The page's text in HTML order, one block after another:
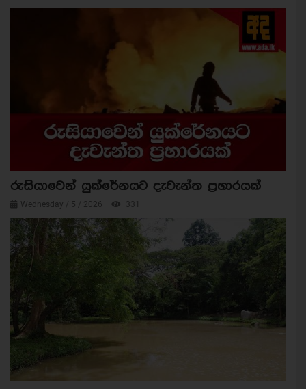
රුසියාවෙන් යුක්රේනයට දැවැන්ත ප්‍රහාරයක්
Wednesday / 5 / 2026 331